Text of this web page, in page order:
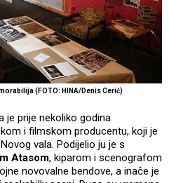
(FOTO: HINA/Denis Cerić)
je prije nekoliko godina
i filmskom producentu, koji je
vala. Podijelio ju je s
Atasom, kiparom i scenografom
novovalne bendove, a inače je